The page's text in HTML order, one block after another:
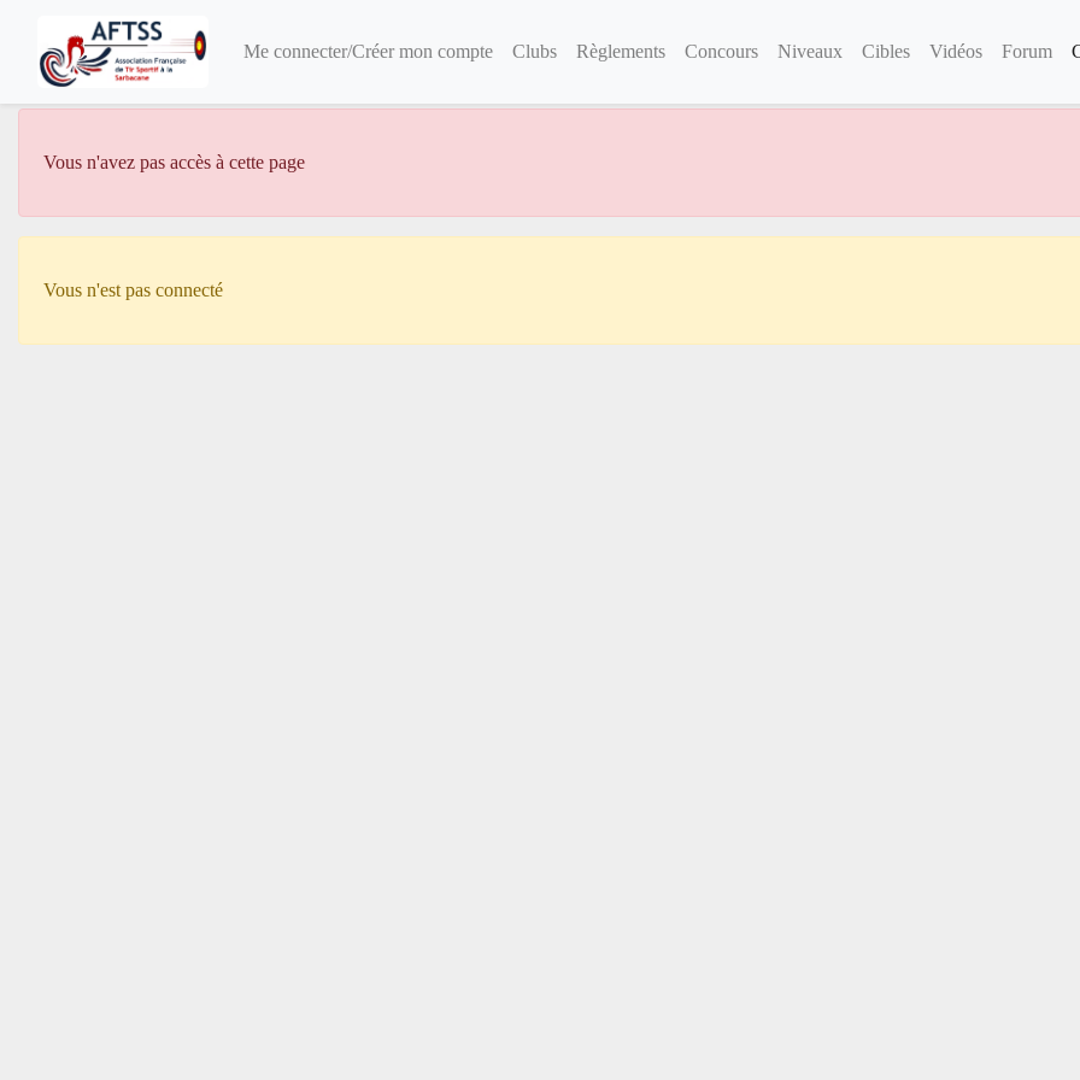
Me connecter/Créer mon compte Clubs Règlements Concours Niveaux Cibles Vidéos Forum
Vous n'avez pas accès à cette page
Vous n'est pas connecté